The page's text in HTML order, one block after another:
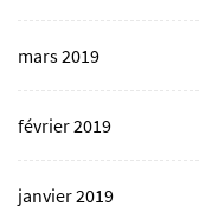
mars 2019
février 2019
janvier 2019